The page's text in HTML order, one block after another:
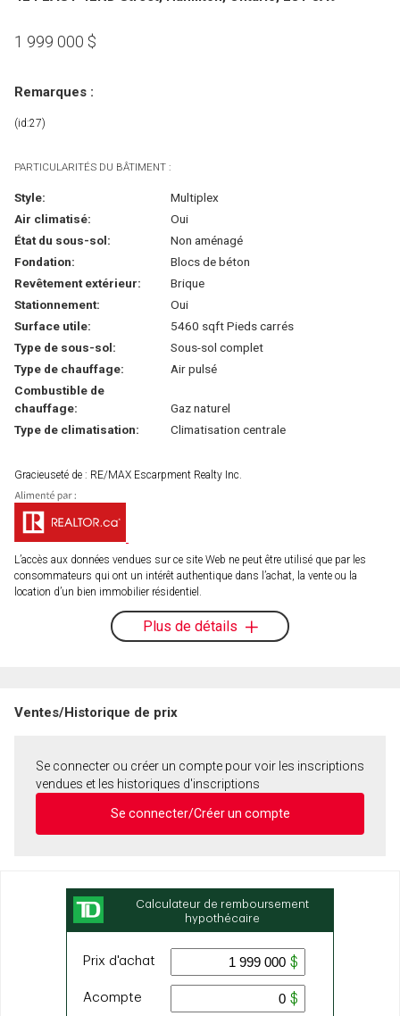
1 999 000 $
Remarques :
(id:27)
PARTICULARITÉS DU BÂTIMENT :
Style:
Multiplex
Air climatisé:
Oui
État du sous-sol:
Non aménagé
Fondation:
Blocs de béton
Revêtement extérieur:
Brique
Stationnement:
Oui
Surface utile:
5460 sqft Pieds carrés
Type de sous-sol:
Sous-sol complet
Type de chauffage:
Air pulsé
Combustible de
chauffage:
Gaz naturel
Type de climatisation:
Climatisation centrale
Gracieuseté de : RE/MAX Escarpment Realty Inc.
L’accès aux données vendues sur ce site Web ne peut être utilisé que par les
consommateurs qui ont un intérêt authentique dans l’achat, la vente ou la
location d’un bien immobilier résidentiel.
Plus de détails
Ventes/Historique de prix
Se connecter ou créer un compte pour voir les inscriptions
vendues et les historiques d'inscriptions
Se connecter/Créer un compte